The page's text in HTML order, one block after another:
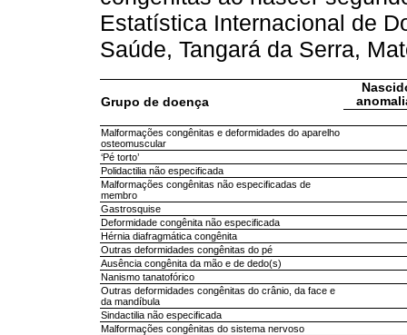
Estatística Internacional de
Saúde, Tangará da Serra,
Grupo de doença
Malformações congênitas e deformidades do aparelho
osteomuscular
‘Pé torto’
Polidactilia não especificada
Malformações congênitas não especificadas de
membro
Gastrosquise
Deformidade congênita não especificada
Hérnia diafragmática congênita
Outras deformidades congênitas do pé
Ausência congênita da mão e de dedo(s)
Nanismo tanatofórico
Outras deformidades congênitas do crânio, da face e
da mandíbula
Sindactilia não especificada
Malformações congênitas do sistema nervoso